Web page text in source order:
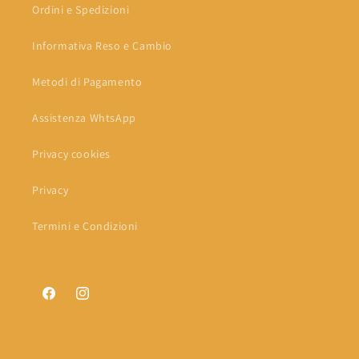
Ordini e Spedizioni
Informativa Reso e Cambio
Metodi di Pagamento
Assistenza WhtsApp
Privacy cookies
Privacy
Termini e Condizioni
FacebookInstagram